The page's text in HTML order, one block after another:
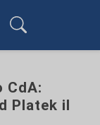
CdA:
Platek il